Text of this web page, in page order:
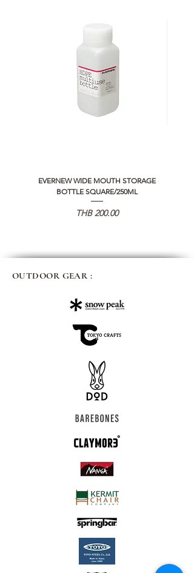
EVERNEW WIDE MOUTH STORAGE
BOTTLE SQUARE/250ML
가격
THB 200.00
OUTDOOR GEAR :